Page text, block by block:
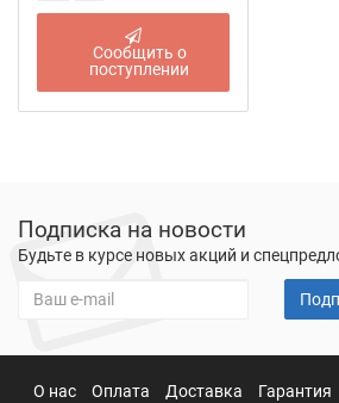
Сообщить о
поступлении
Подписка на новости
Будьте в курсе новых акций и
О нас Оплата Доставка Гарантия